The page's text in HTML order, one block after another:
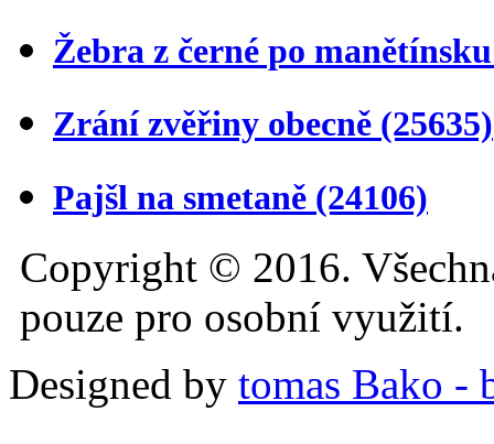
Žebra z černé po
Zrání zvěřiny obecně (25635)
Pajšl na smetaně (24106)
Copyright © 2016.
pouze pro osobní využití.
Designed by tomas Bako -